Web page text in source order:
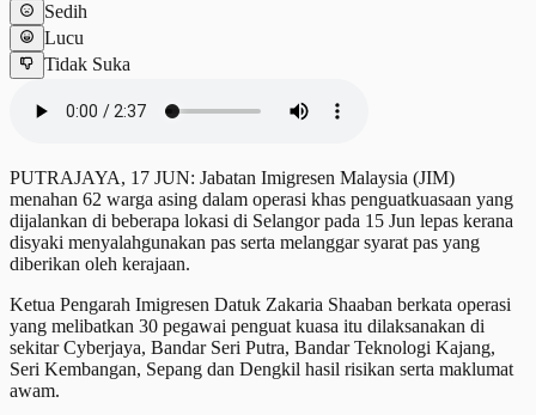
Sedih
Lucu
Tidak Suka
PUTRAJAYA, 17 JUN: Jabatan Imigresen Malaysia (JIM)
menahan 62 warga asing dalam operasi khas penguatkuasaan yang
dijalankan di beberapa lokasi di Selangor pada 15 Jun lepas kerana
disyaki menyalahgunakan pas serta melanggar syarat pas yang
diberikan oleh kerajaan.
Ketua Pengarah Imigresen Datuk Zakaria Shaaban berkata operasi
yang melibatkan 30 pegawai penguat kuasa itu dilaksanakan di
sekitar Cyberjaya, Bandar Seri Putra, Bandar Teknologi Kajang,
Seri Kembangan, Sepang dan Dengkil hasil risikan serta maklumat
awam.